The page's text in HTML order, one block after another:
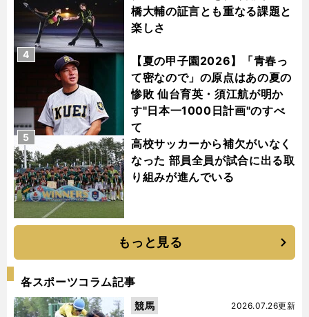
橋大輔の証言とも重なる課題と
楽しさ
【夏の甲子園2026】「青春っ
て密なので」の原点はあの夏の
惨敗 仙台育英・須江航が明か
す"日本一1000日計画"のすべ
て
4
高校サッカーから補欠がいなく
なった 部員全員が試合に出る取
り組みが進んでいる
5
もっと見る
各スポーツコラム記事
2026.07.26更新
競馬